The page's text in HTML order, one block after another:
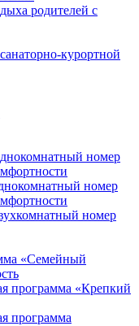
родителей с
курортной
номер
номер
номер
«Семейный
программа «Крепкий
программа